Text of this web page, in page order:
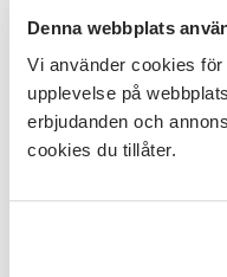
Denna webbplats
Vi använder cookies
upplevelse på
erbjudanden och
cookies du tillåter.
LEDARE
Instruktör:
Fysioterapeut och
MEDTAGKom i
BETALNING Betalning
dig via hemsidan! Hos
dina önskemål och